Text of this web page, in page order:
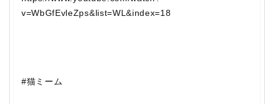
v=WbGfEvleZps&list=WL&index=18
#猫ミーム